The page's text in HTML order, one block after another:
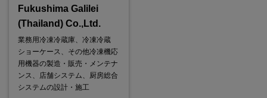
Fukushima Galilei
(Thailand) Co.,Ltd.
業務用冷凍冷蔵庫、冷凍冷蔵
ショーケース、その他冷凍機応
用機器の製造・販売・メンテナ
ンス、店舗システム、厨房総合
システムの設計・施工